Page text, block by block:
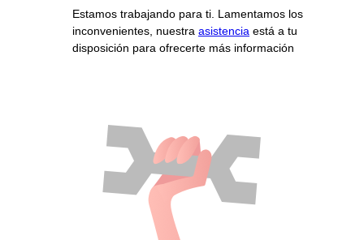
Estamos trabajando para ti. Lamentamos los
inconvenientes, nuestra asistencia está a tu
disposición para ofrecerte más información